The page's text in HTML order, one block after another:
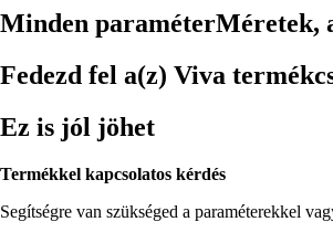
Minden paraméterMéretek,
Fedezd fel a(z) Viva
Ez is jól jöhet
Termékkel kapcsolatos kérdés
Segítségre van szükséged a paraméterekkel